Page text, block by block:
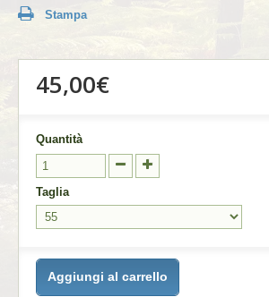
Stampa
45,00€
Quantità
Taglia
Aggiungi al carrello